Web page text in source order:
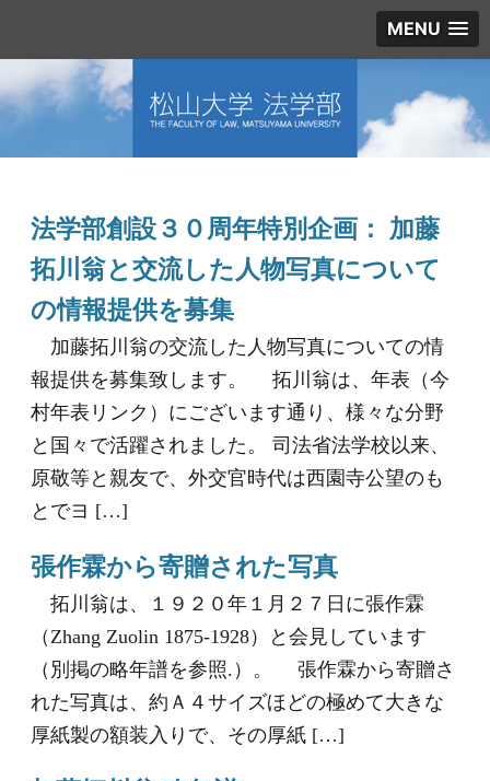
MENU
法学部創設３０周年特別企画： 加藤
拓川翁と交流した人物写真について
の情報提供を募集
加藤拓川翁の交流した人物写真についての情
報提供を募集致します。 拓川翁は、年表（今
村年表リンク）にございます通り、様々な分野
と国々で活躍されました。 司法省法学校以来、
原敬等と親友で、外交官時代は西園寺公望のも
とでヨ […]
張作霖から寄贈された写真
拓川翁は、１９２０年１月２７日に張作霖
（Zhang Zuolin 1875-1928）と会見しています
（別掲の略年譜を参照.）。 張作霖から寄贈さ
れた写真は、約Ａ４サイズほどの極めて大きな
厚紙製の額装入りで、その厚紙 […]